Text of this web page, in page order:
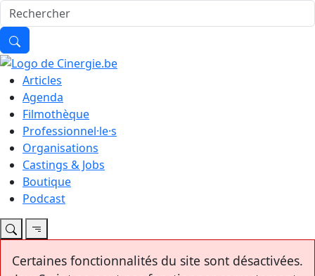
Articles
Agenda
Filmothèque
Professionnel·le·s
Organisations
Castings & Jobs
Boutique
Podcast
Certaines fonctionnalités du site sont désactivées.